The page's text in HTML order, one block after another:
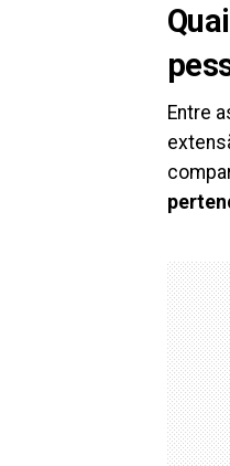
Entre